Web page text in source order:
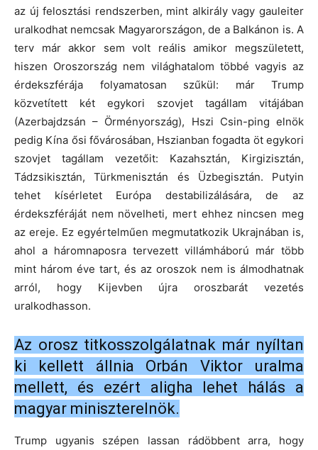
az új felosztási rendszerben, mint alkirály vagy gauleiter
uralkodhat nemcsak Magyarországon, de a Balkánon is. A
terv már akkor sem volt reális amikor megszületett,
hiszen Oroszország nem világhatalom többé vagyis az
érdekszférája folyamatosan szűkül: már Trump
közvetített két egykori szovjet tagállam vitájában
(Azerbajdzsán – Örményország), Hszi Csin-ping elnök
pedig Kína ősi fővárosában, Hszianban fogadta öt egykori
szovjet tagállam vezetőit: Kazahsztán, Kirgizisztán,
Tádzsikisztán, Türkmenisztán és Üzbegisztán. Putyin
tehet kísérletet Európa destabilizálására, de az
érdekszféráját nem növelheti, mert ehhez nincsen meg
az ereje. Ez egyértelműen megmutatkozik Ukrajnában is,
ahol a háromnaposra tervezett villámháború már több
mint három éve tart, és az oroszok nem is álmodhatnak
arról, hogy Kijevben újra oroszbarát vezetés
uralkodhasson.
Az orosz titkosszolgálatnak már nyíltan
ki kellett állnia Orbán Viktor uralma
mellett, és ezért aligha lehet hálás a
magyar miniszterelnök.
Trump ugyanis szépen lassan rádöbbent arra, hogy